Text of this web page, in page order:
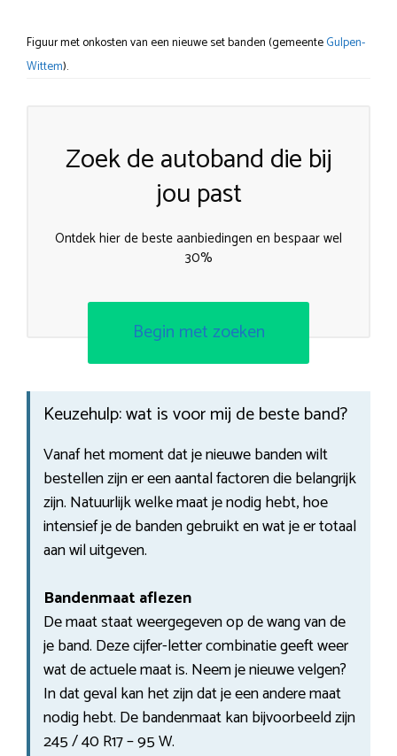
Figuur met onkosten van een nieuwe set banden (gemeenteGulpen-
Wittem).
Zoek de autoband die bij
jou past
Ontdek hier de beste aanbiedingen en bespaar wel
30%
Begin met zoeken
Keuzehulp: wat is voor mij de beste band?
Vanaf het moment dat je nieuwe banden wilt
bestellen zijn er een aantal factoren die belangrijk
zijn. Natuurlijk welke maat je nodig hebt, hoe
intensief je de banden gebruikt en wat je er totaal
aan wil uitgeven.
Bandenmaat aflezen
De maat staat weergegeven op de wang van de
je band. Deze cijfer-letter combinatie geeft weer
wat de actuele maat is. Neem je nieuwe velgen?
In dat geval kan het zijn dat je een andere maat
nodig hebt. De bandenmaat kan bijvoorbeeld zijn
245 / 40 R17 – 95 W.